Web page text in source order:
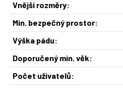
Vnější rozměry:
Min. bezpečný prostor:
Výška pádu:
Doporučený min. věk:
Počet uživatelů: